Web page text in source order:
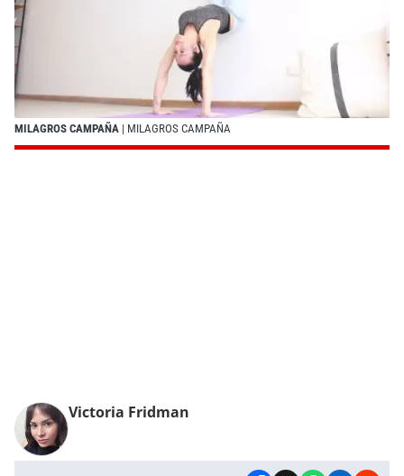
MILAGROS CAMPAÑA | MILAGROS CAMPAÑA
Victoria Fridman